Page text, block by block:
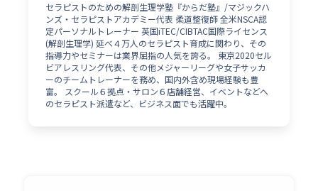
セラピストのための解剖生理学塾『からだ塾』/マジックハ
ンズ・セラピストアカデミー代表 柔道整復師 全米NSCA認
定パーソナルトレーナー 英国iTEC/CIBTAC国際ライセンス
(解剖生理学) 延べ４万人のセラピスト育成に関わり、その
指導力やセミナーは業界屈指の人気を誇る。 東京2020セル
ビアレスリング代表、その他メジャーリーグや女子サッカ
ーのチームトレーナーを務め、国内外含め現場経験も豊
富。 スクール６拠点・サロン６店舗経営、イベントなどへ
のセラピスト派遣など、ビジネス面でも活躍中。